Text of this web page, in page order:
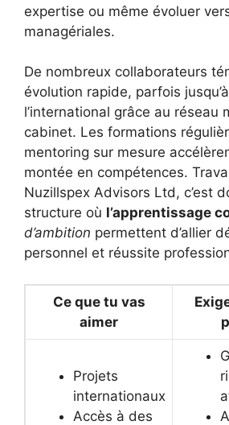
expertise ou même évoluer
managériales.
De nombreux collaborateurs
évolution rapide, parfois
l’international grâce au réseau
cabinet. Les formations
mentoring sur mesure
montée en compétences.
Nuzillspex Advisors Ltd, c’est
structure où l’apprentissage
d’ambition permettent d’allier
personnel et réussite
Ce que tu vas
aimer
Projets
internationaux
Accès à des